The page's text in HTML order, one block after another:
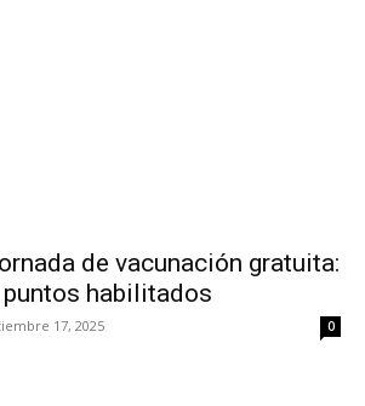
de vacunación gratuita:
habilitados
17, 2025 0